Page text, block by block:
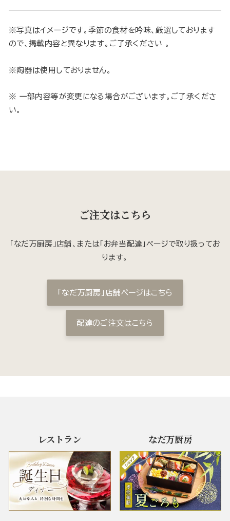
※写真はイメージです。季節の食材を吟味、厳選しております
ので、掲載内容と異なります。ご了承ください 。
※陶器は使用しておりません。
※ 一部内容等が変更になる場合がございます。ご了承くださ
い。
ご注文はこちら
「なだ万厨房」店舗、または「お弁当配達」ページで取り扱ってお
ります。
「なだ万厨房」店舗ページはこちら
配達のご注文はこちら
レストラン なだ万厨房